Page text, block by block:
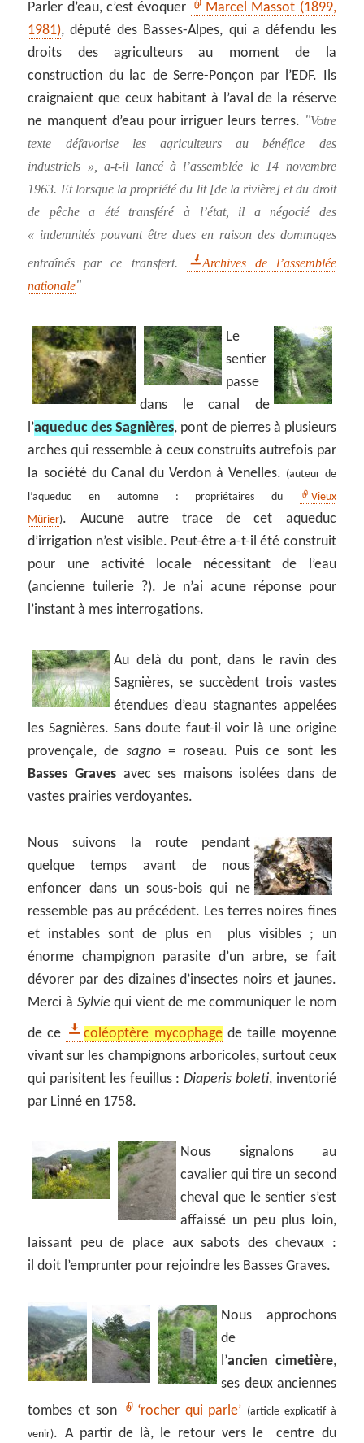
Parler d’eau, c’est évoquer
Marcel Massot (1899,
1981), député des Basses-Alpes, qui a défendu les
droits des agriculteurs au moment de la
construction du lac de Serre-Ponçon par l’EDF. Ils
craignaient que ceux habitant à l’aval de la réserve
ne manquent d’eau pour irriguer leurs terres.
Votre
texte défavorise les agriculteurs au bénéfice des
industriels », a-t-il lancé à l’assemblée le 14 novembre
1963. Et lorsque la propriété du lit [de la rivière] et du droit
de pêche a été transféré à l’état, il a négocié des
« indemnités pouvant être dues en raison des dommages
entraînés par ce transfert.
Archives de l’assemblée
nationale
Le
sentier
passe
dans le canal de
l’aqueduc des Sagnières, pont de pierres à plusieurs
arches qui ressemble à ceux construits autrefois par
la société du Canal du Verdon à Venelles. (auteur de
l’aqueduc en automne : propriétaires du
Vieux
Mûrier). Aucune autre trace de cet aqueduc
d’irrigation n’est visible. Peut-être a-t-il été construit
pour une activité locale nécessitant de l’eau
(ancienne tuilerie ?). Je n’ai acune réponse pour
l’instant à mes interrogations.
Au delà du pont, dans le ravin des
Sagnières, se succèdent trois vastes
étendues d’eau stagnantes appelées
les Sagnières. Sans doute faut-il voir là une origine
provençale, desagno = roseau. Puis ce sont les
Basses Graves avec ses maisons isolées dans de
vastes prairies verdoyantes.
Nous suivons la route pendant
quelque temps avant de nous
enfoncer dans un sous-bois qui ne
ressemble pas au précédent. Les terres noires fines
et instables sont de plus en plus visibles ; un
énorme champignon parasite d’un arbre, se fait
dévorer par des dizaines d’insectes noirs et jaunes.
Merci à Sylvie qui vient de me communiquer le nom
de ce
coléoptère mycophagede taille moyenne
vivant sur les champignons arboricoles, surtout ceux
qui parisitent les feuillus :Diaperis boleti, inventorié
par Linné en 1758.
Nous signalons au
cavalier qui tire un second
cheval que le sentier s’est
affaissé un peu plus loin,
laissant peu de place aux sabots des chevaux :
il doit l’emprunter pour rejoindre les Basses Graves.
Nous approchons
de
l’ancien cimetière,
ses deux anciennes
tombes et son
‘rocher qui parle’ (article explicatif à
venir). A partir de là, le retour vers le centre du